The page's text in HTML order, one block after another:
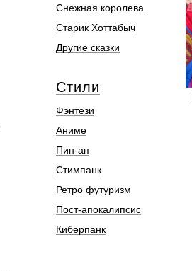
Снежная королева
Старик Хоттабыч
Другие сказки
Стили
Фэнтези
Аниме
Пин-ап
Стимпанк
Ретро футуризм
Пост-апокалипсис
Киберпанк